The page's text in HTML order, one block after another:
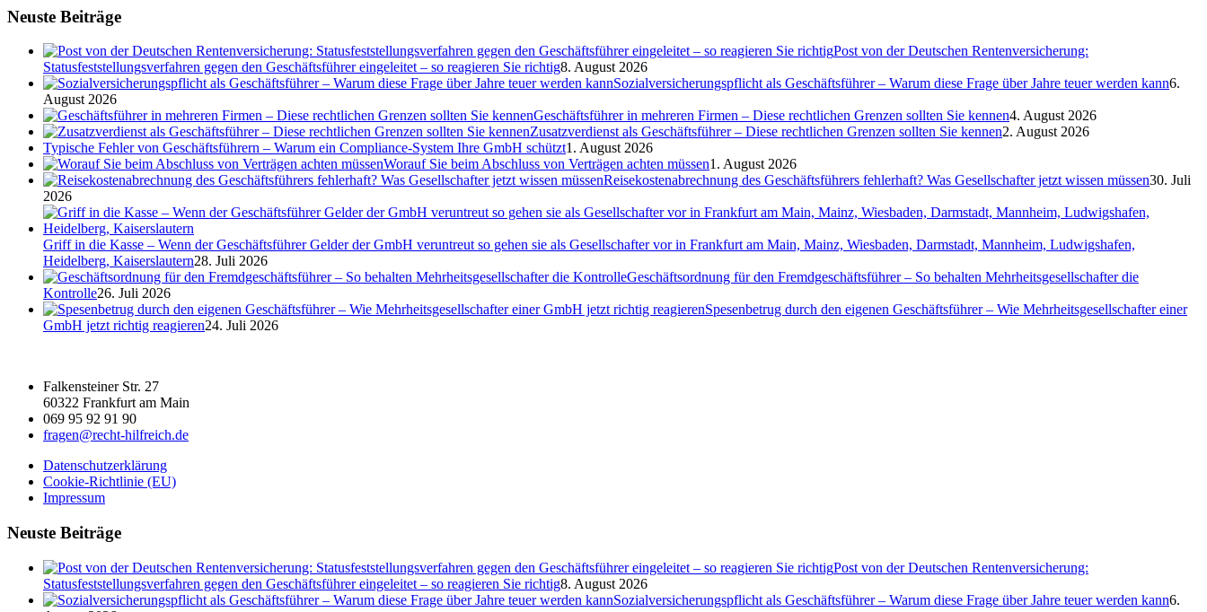
Neuste Beiträge
Post von der Deutschen Rentenversicherung:
Statusfeststellungsverfahren gegen den Geschäftsführer eingeleitet – so reagieren Sie richtig8. August 2026
Sozialversicherungspflicht als Geschäftsführer – Warum diese Frage über Jahre teuer werden kann6.
August 2026
Geschäftsführer in mehreren Firmen – Diese rechtlichen Grenzen sollten Sie kennen4. August 2026
Zusatzverdienst als Geschäftsführer – Diese rechtlichen Grenzen sollten Sie kennen2. August 2026
Typische Fehler von Geschäftsführern – Warum ein Compliance-System Ihre GmbH schützt1. August 2026
Worauf Sie beim Abschluss von Verträgen achten müssen1. August 2026
Reisekostenabrechnung des Geschäftsführers fehlerhaft? Was Gesellschafter jetzt wissen müssen30. Juli
2026
Griff in die Kasse – Wenn der Geschäftsführer Gelder der GmbH veruntreut so gehen sie als Gesellschafter vor in Frankfurt am Main, Mainz, Wiesbaden, Darmstadt, Mannheim, Ludwigshafen,
Heidelberg, Kaiserslautern28. Juli 2026
Geschäftsordnung für den Fremdgeschäftsführer – So behalten Mehrheitsgesellschafter die
Kontrolle26. Juli 2026
Spesenbetrug durch den eigenen Geschäftsführer – Wie Mehrheitsgesellschafter einer
GmbH jetzt richtig reagieren24. Juli 2026
Falkensteiner Str. 27
60322 Frankfurt am Main
069 95 92 91 90
fragen@recht-hilfreich.de
Datenschutzerklärung
Cookie-Richtlinie (EU)
Impressum
Neuste Beiträge
Post von der Deutschen Rentenversicherung:
Statusfeststellungsverfahren gegen den Geschäftsführer eingeleitet – so reagieren Sie richtig8. August 2026
Sozialversicherungspflicht als Geschäftsführer – Warum diese Frage über Jahre teuer werden kann6.